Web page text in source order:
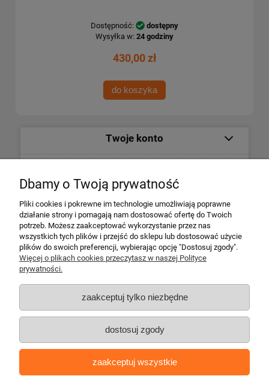
Dostępność:
dostępny
Wysyłka w: 24 godziny
430,00 zł
do koszyka
Twoje konto
Płatności i dostawa
Informacje o firmie
Escape 4x4
ul. Krakowska 197
34-124 Klecza Dolna
tel. 509 700 949
tel. 883 701 161
biuro@escape4x4.pl
Sklep stacjonarny czynny:
Pon-pt: 8.00-16.00
Dbamy o Twoją prywatność
Pliki cookies i pokrewne im technologie umożliwiają poprawne
działanie strony i pomagają nam dostosować ofertę do Twoich
potrzeb. Możesz zaakceptować wykorzystanie przez nas
wszystkich tych plików i przejść do sklepu lub dostosować użycie
plików do swoich preferencji, wybierając opcję "Dostosuj zgody".
Więcej o plikach cookies przeczytasz w naszej Polityce
prywatności.
zaakceptuj tylko niezbędne
dostosuj zgody
zaakceptuj wszystkie